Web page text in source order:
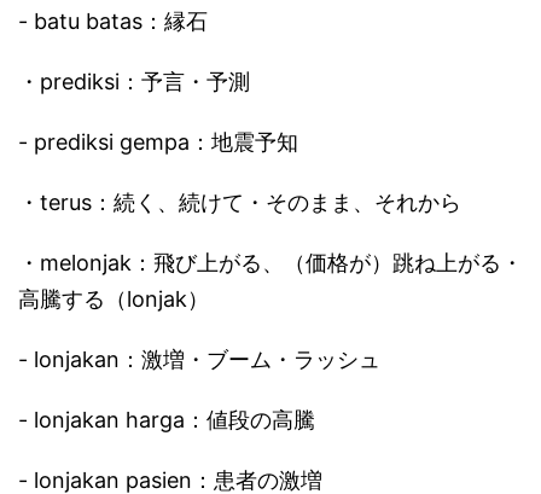
- batu batas：縁石
・prediksi：予言・予測
- prediksi gempa：地震予知
・terus：続く、続けて・そのまま、それから
・melonjak：飛び上がる、（価格が）跳ね上がる・
高騰する（lonjak）
- lonjakan：激増・ブーム・ラッシュ
- lonjakan harga：値段の高騰
- lonjakan pasien：患者の激増